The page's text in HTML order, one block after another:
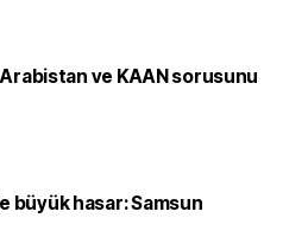
ve KAAN sorusunu
büyük hasar: Samsun